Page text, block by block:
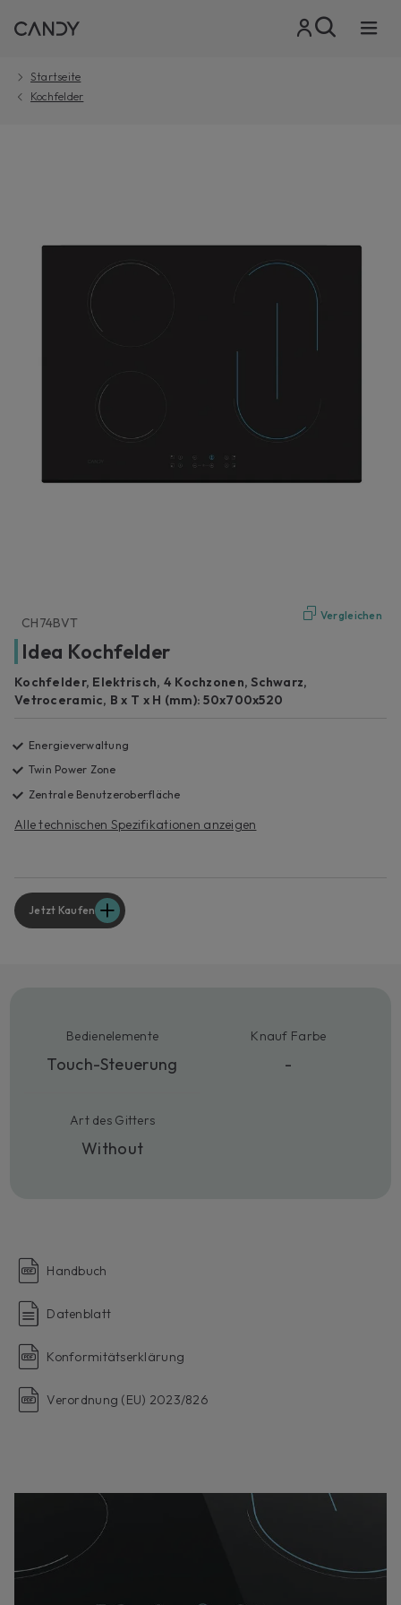
Startseite
Kochfelder
Vergleichen
CH74BVT
Idea Kochfelder
Kochfelder, Elektrisch, 4 Kochzonen, Schwarz,
Vetroceramic, B x T x H (mm): 50x700x520
Energieverwaltung
Twin Power Zone
Zentrale Benutzeroberfläche
Alle technischen Spezifikationen anzeigen
Jetzt Kaufen
Bedienelemente
Touch-Steuerung
Knauf Farbe
-
Art des Gitters
Without
Handbuch
Datenblatt
Konformitätserklärung
Verordnung (EU) 2023/826